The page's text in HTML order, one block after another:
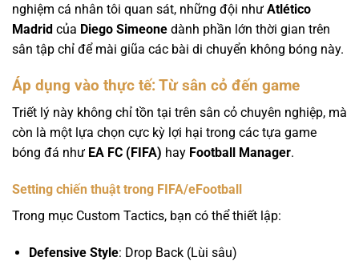
nghiệm cá nhân tôi quan sát, những đội như Atlético
Madrid của Diego Simeone dành phần lớn thời gian trên
sân tập chỉ để mài giũa các bài di chuyển không bóng này.
Áp dụng vào thực tế: Từ sân cỏ đến game
Triết lý này không chỉ tồn tại trên sân cỏ chuyên nghiệp, mà
còn là một lựa chọn cực kỳ lợi hại trong các tựa game
bóng đá như EA FC (FIFA) hay Football Manager.
Setting chiến thuật trong FIFA/eFootball
Trong mục Custom Tactics, bạn có thể thiết lập:
Defensive Style: Drop Back (Lùi sâu)